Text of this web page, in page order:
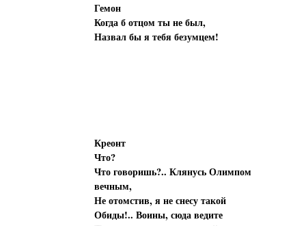
Гемон
Когда б отцом ты не был,
Назвал бы я тебя безумцем!
Креонт
Что?
Что говоришь?.. Клянусь Олимпом
вечным,
Не отомстив, я не снесу такой
Обиды!.. Воины, сюда ведите